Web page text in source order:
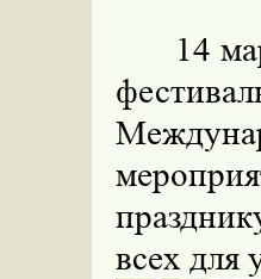
14
всех для